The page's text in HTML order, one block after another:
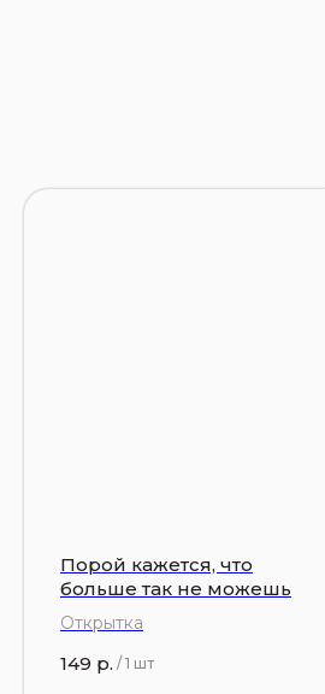
Порой кажется, что
больше так не можешь
Открытка
149 р. / 1 шт